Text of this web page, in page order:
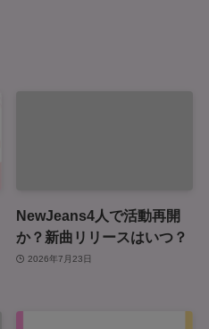
NewJeans4人で活動再開
か？新曲リリースはいつ？
2026年7月23日